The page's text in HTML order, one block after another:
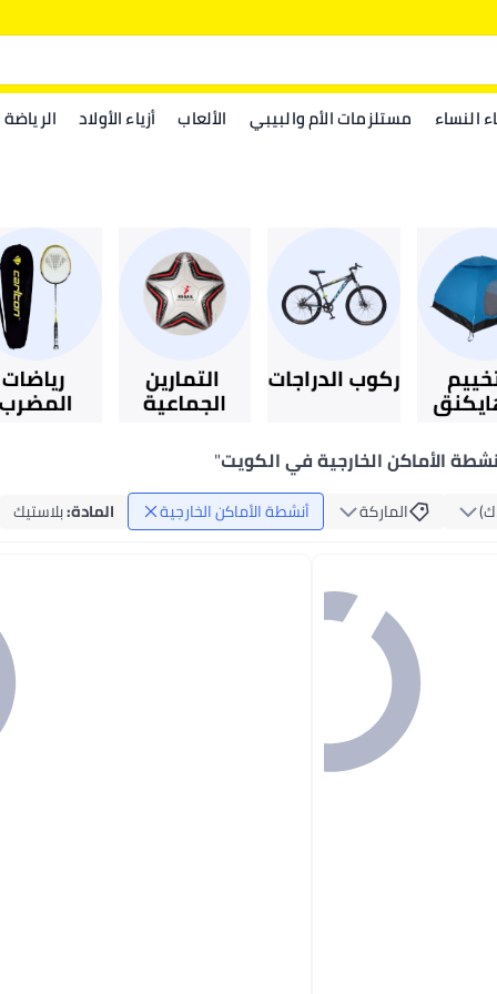
النساء مستلزمات الأم والبيبي الألعاب أزياء الأولاد الرياضة
الأماكن الخارجية في الكويت"
الماركة أنشطة الأماكن الخارجية المادة:بلاستيك